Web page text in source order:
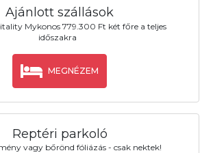
Ajánlott szállások
Mykonos 779.300 Ft két főre a teljes
időszakra
MEGNÉZEM
Reptéri parkoló
vagy bőrönd fóliázás - csak nektek!